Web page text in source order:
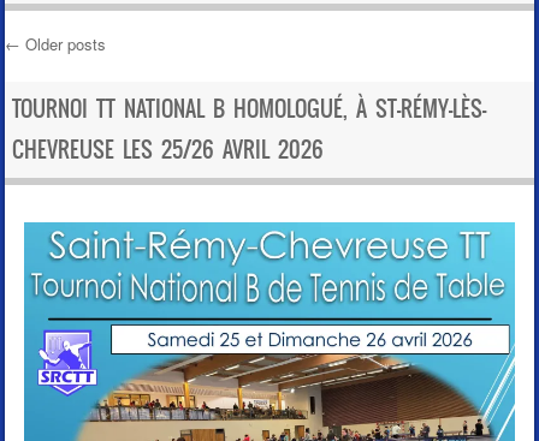
Post navigation
← Older posts
TOURNOI TT NATIONAL B HOMOLOGUÉ, À ST-RÉMY-LÈS-
CHEVREUSE LES 25/26 AVRIL 2026